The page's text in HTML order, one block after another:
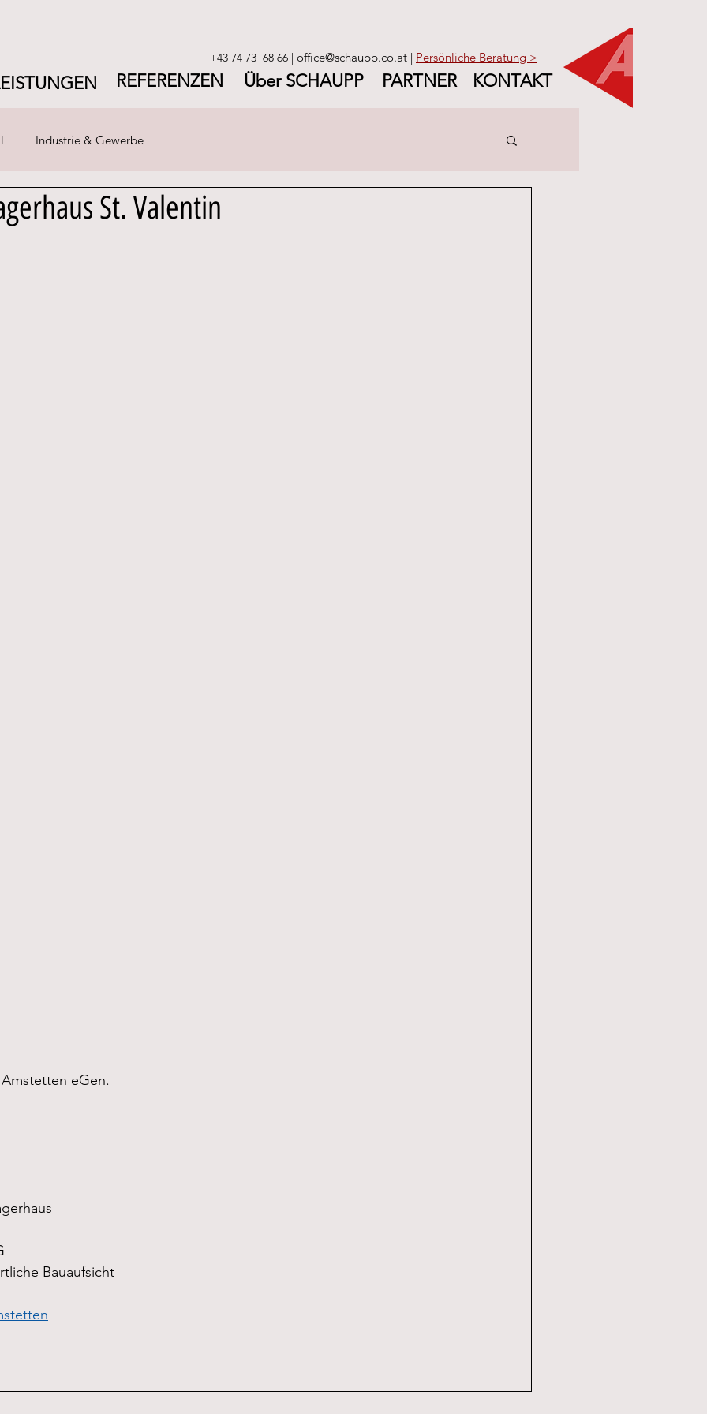
+43 74 73 68 66 | office@schaupp.co.at | Persönliche Beratung >
REFERENZEN Über SCHAUPP PARTNER KONTAKT
Industrie & Gewerbe
St. Valentin
eGen.
Bauaufsicht